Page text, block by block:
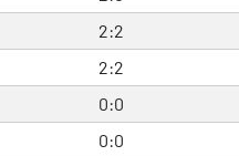
2:2
2:2
0:0
0:0